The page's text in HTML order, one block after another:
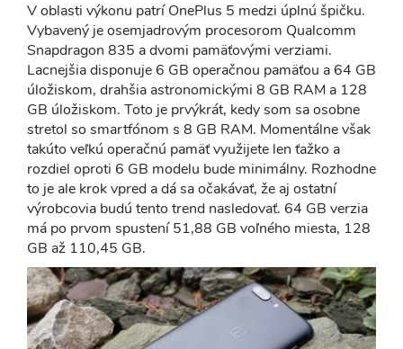
V oblasti výkonu patrí OnePlus 5 medzi úplnú špičku.
Vybavený je osemjadrovým procesorom Qualcomm
Snapdragon 835 a dvomi pamäťovými verziami.
Lacnejšia disponuje 6 GB operačnou pamäťou a 64 GB
úložiskom, drahšia astronomickými 8 GB RAM a 128
GB úložiskom. Toto je prvýkrát, kedy som sa osobne
stretol so smartfónom s 8 GB RAM. Momentálne však
takúto veľkú operačnú pamäť využijete len ťažko a
rozdiel oproti 6 GB modelu bude minimálny. Rozhodne
to je ale krok vpred a dá sa očakávať, že aj ostatní
výrobcovia budú tento trend nasledovať. 64 GB verzia
má po prvom spustení 51,88 GB voľného miesta, 128
GB až 110,45 GB.